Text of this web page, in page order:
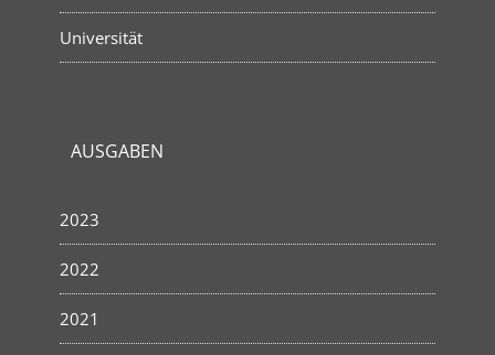
Universität
AUSGABEN
2023
2022
2021